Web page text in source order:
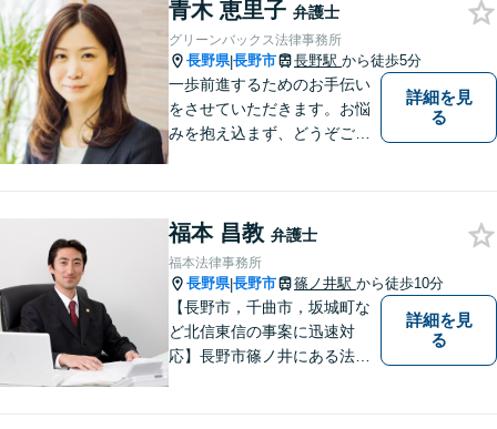
青木 恵里子 弁護士
グリーンバックス法律事務所
長野県|長野市 長野駅 から徒歩5分
一歩前進するためのお手伝い
をさせていただきます。お悩
みを抱え込まず、どうぞご相
詳細を見
る
福本 昌教 弁護士
福本法律事務所
長野県|長野市 篠ノ井駅 から徒歩10分
【長野市，千曲市，坂城町な
ど北信東信の事案に迅速対
応】長野市篠ノ井にある法律
詳細を見
る